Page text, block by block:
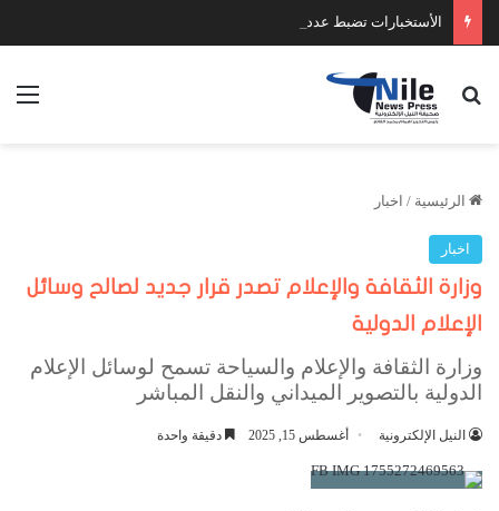
الأستخبارات تضبط عدد كبير من السلاح والمخدرات
بحث عن
الرئيسية / اخبار
اخبار
وزارة الثقافة والإعلام تصدر قرار جديد لصالح وسائل
الإعلام الدولية
وزارة الثقافة والإعلام والسياحة تسمح لوسائل الإعلام
الدولية بالتصوير الميداني والنقل المباشر
النيل الإلكترونية أغسطس 15, 2025 دقيقة واحدة